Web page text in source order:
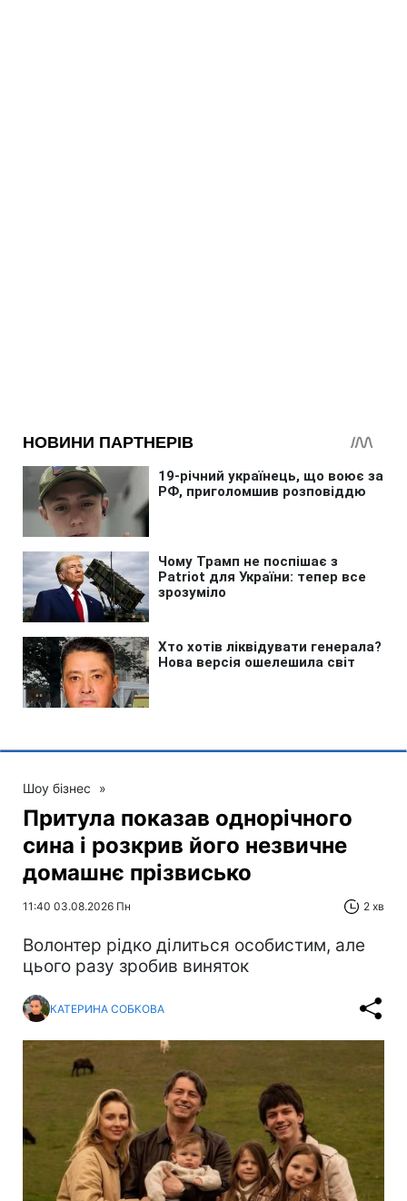
Шоу бізнес »
Притула показав однорічного
сина і розкрив його незвичне
домашнє прізвисько
11:40 03.08.2026 Пн 2 хв
Волонтер рідко ділиться особистим, але
цього разу зробив виняток
КАТЕРИНА СОБКОВА